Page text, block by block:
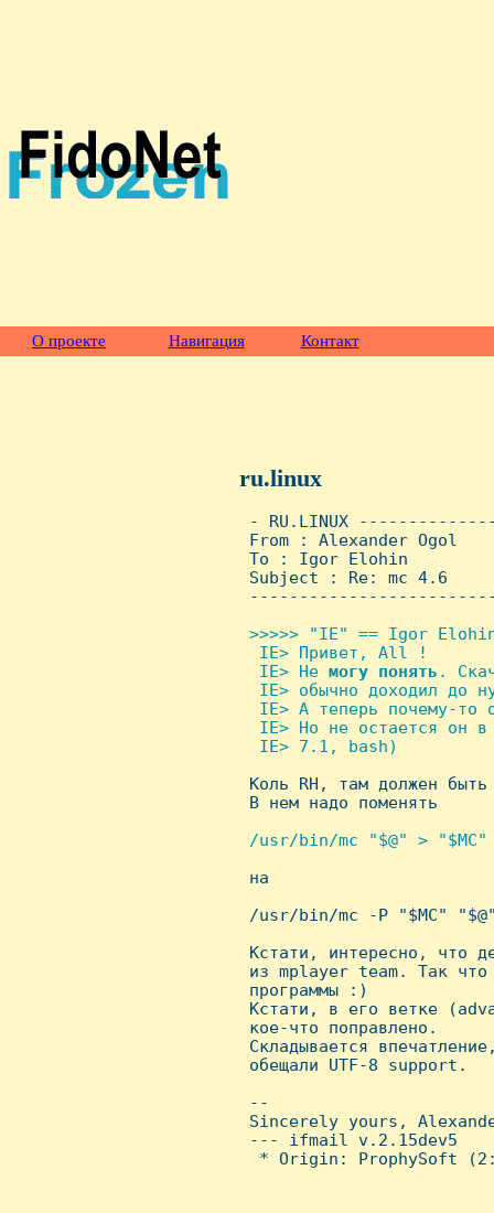
О проекте Навигация Контакт
ru.linux
- RU.LINUX
From : Alexander
To : Igor Elohin
Subject : Re: mc 4.6
>>>>> "IE" == Igor
  IE> Привет, All !
  IE> Hе
могу понять .
IE> обычно доходил до
IE> А теперь почему-то
IE> Hо не остается он
  IE> 7.1, bash)
Коль RH, там должен
В нем надо поменять
/usr/bin/mc "$@" >
на
/usr/bin/mc -P "$MC"
Кстати, интересно, что
из mplayer team. Так что
программы :)
Кстати, в его ветке
кое-что поправлено.
Складывается
обещали UTF-8 support.
--
Sincerely yours,
--- ifmail v.2.15dev5
* Origin: ProphySoft